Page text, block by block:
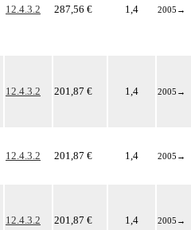
12.4.3.2 287,56 € 1,4 2005 →
12.4.3.2 201,87 € 1,4 2005 →
12.4.3.2 201,87 € 1,4 2005 →
12.4.3.2 201,87 € 1,4 2005 →